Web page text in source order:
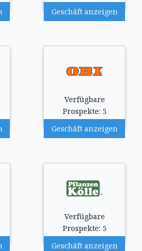
Geschäft anzeigen
Verfügbare
Prospekte: 5
Geschäft anzeigen
Verfügbare
Prospekte: 5
Geschäft anzeigen